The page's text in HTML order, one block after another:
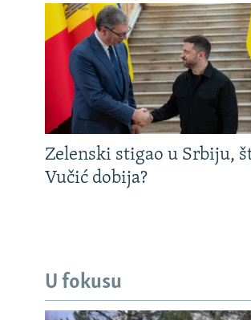
Zelenski stigao u Srbiju,
Vučić dobija?
U fokusu